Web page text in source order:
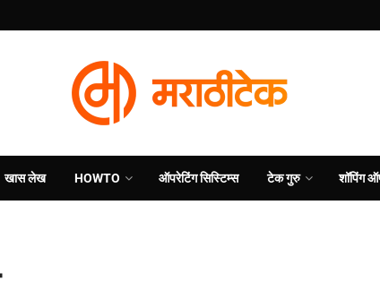
खास लेख HOWTO ऑपरेटिंग सिस्टिम्स टेक गुरु शॉपिंग